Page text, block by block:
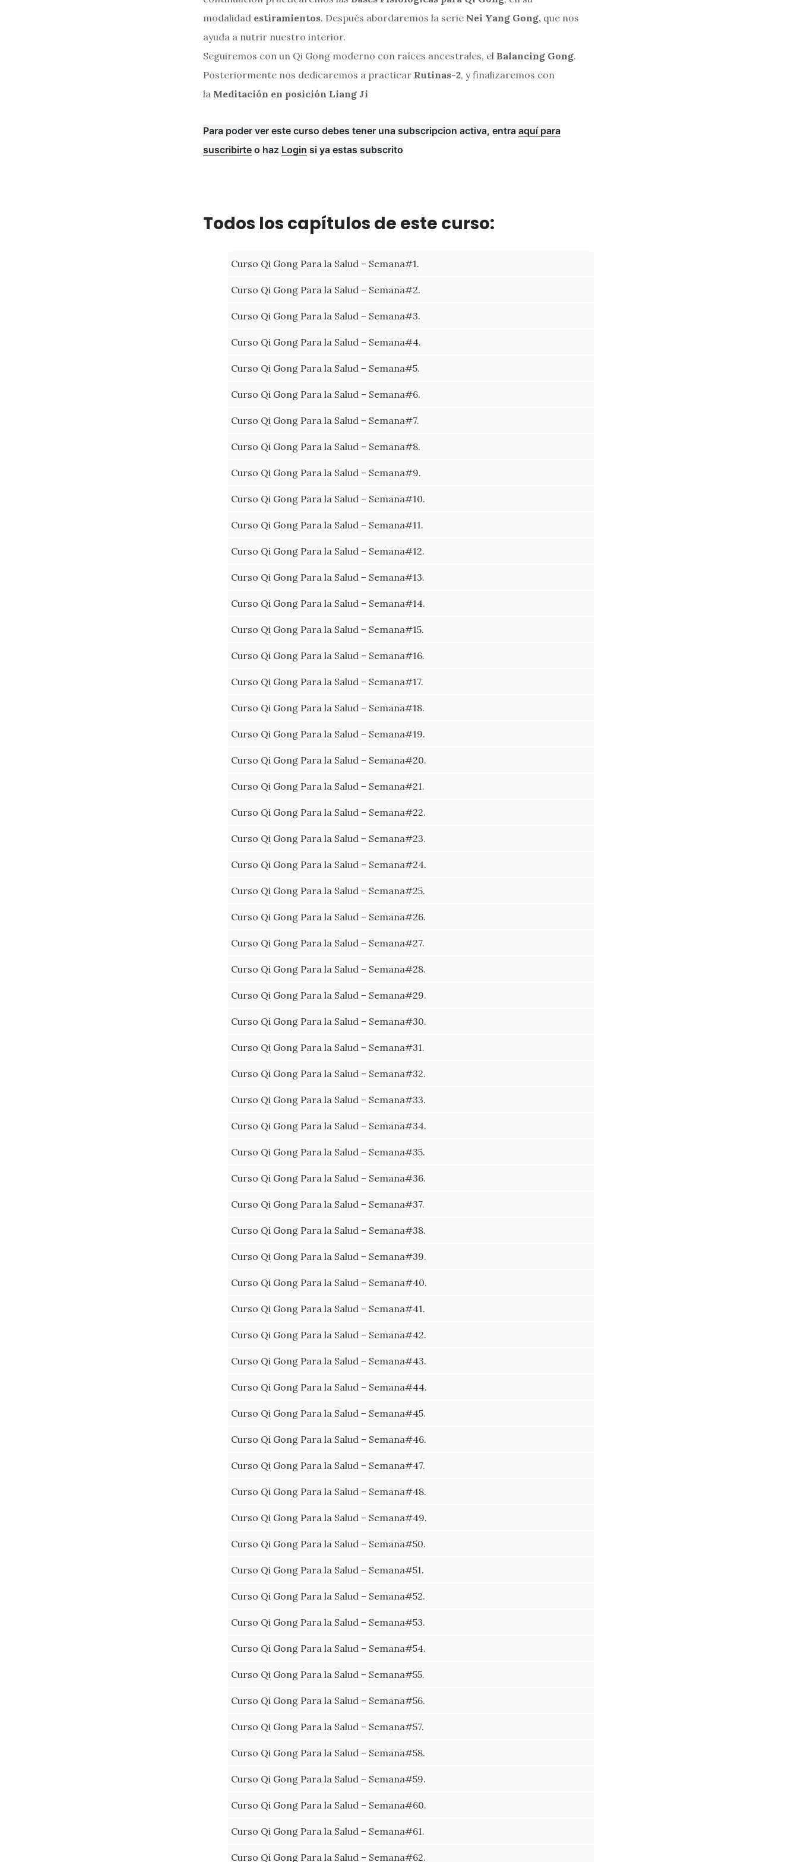
modalidad estiramientos. Después abordaremos la serie Nei Yang Gong, que nos
ayuda a nutrir nuestro interior.
Seguiremos con un Qi Gong moderno con raíces ancestrales, el Balancing Gong.
Posteriormente nos dedicaremos a practicar Rutinas-2, y finalizaremos con
la Meditación en posición Liang Ji
Para poder ver este curso debes tener una subscripcion activa, entra aquí para
suscribirte o haz Login si ya estas subscrito
Todos los capítulos de este curso:
Curso Qi Gong Para la Salud – Semana#1.
Curso Qi Gong Para la Salud – Semana#2.
Curso Qi Gong Para la Salud – Semana#3.
Curso Qi Gong Para la Salud – Semana#4.
Curso Qi Gong Para la Salud – Semana#5.
Curso Qi Gong Para la Salud – Semana#6.
Curso Qi Gong Para la Salud – Semana#7.
Curso Qi Gong Para la Salud – Semana#8.
Curso Qi Gong Para la Salud – Semana#9.
Curso Qi Gong Para la Salud – Semana#10.
Curso Qi Gong Para la Salud – Semana#11.
Curso Qi Gong Para la Salud – Semana#12.
Curso Qi Gong Para la Salud – Semana#13.
Curso Qi Gong Para la Salud – Semana#14.
Curso Qi Gong Para la Salud – Semana#15.
Curso Qi Gong Para la Salud – Semana#16.
Curso Qi Gong Para la Salud – Semana#17.
Curso Qi Gong Para la Salud – Semana#18.
Curso Qi Gong Para la Salud – Semana#19.
Curso Qi Gong Para la Salud – Semana#20.
Curso Qi Gong Para la Salud – Semana#21.
Curso Qi Gong Para la Salud – Semana#22.
Curso Qi Gong Para la Salud – Semana#23.
Curso Qi Gong Para la Salud – Semana#24.
Curso Qi Gong Para la Salud – Semana#25.
Curso Qi Gong Para la Salud – Semana#26.
Curso Qi Gong Para la Salud – Semana#27.
Curso Qi Gong Para la Salud – Semana#28.
Curso Qi Gong Para la Salud – Semana#29.
Curso Qi Gong Para la Salud – Semana#30.
Curso Qi Gong Para la Salud – Semana#31.
Curso Qi Gong Para la Salud – Semana#32.
Curso Qi Gong Para la Salud – Semana#33.
Curso Qi Gong Para la Salud – Semana#34.
Curso Qi Gong Para la Salud – Semana#35.
Curso Qi Gong Para la Salud – Semana#36.
Curso Qi Gong Para la Salud – Semana#37.
Curso Qi Gong Para la Salud – Semana#38.
Curso Qi Gong Para la Salud – Semana#39.
Curso Qi Gong Para la Salud – Semana#40.
Curso Qi Gong Para la Salud – Semana#41.
Curso Qi Gong Para la Salud – Semana#42.
Curso Qi Gong Para la Salud – Semana#43.
Curso Qi Gong Para la Salud – Semana#44.
Curso Qi Gong Para la Salud – Semana#45.
Curso Qi Gong Para la Salud – Semana#46.
Curso Qi Gong Para la Salud – Semana#47.
Curso Qi Gong Para la Salud – Semana#48.
Curso Qi Gong Para la Salud – Semana#49.
Curso Qi Gong Para la Salud – Semana#50.
Curso Qi Gong Para la Salud – Semana#51.
Curso Qi Gong Para la Salud – Semana#52.
Curso Qi Gong Para la Salud – Semana#53.
Curso Qi Gong Para la Salud – Semana#54.
Curso Qi Gong Para la Salud – Semana#55.
Curso Qi Gong Para la Salud – Semana#56.
Curso Qi Gong Para la Salud – Semana#57.
Curso Qi Gong Para la Salud – Semana#58.
Curso Qi Gong Para la Salud – Semana#59.
Curso Qi Gong Para la Salud – Semana#60.
Curso Qi Gong Para la Salud – Semana#61.
Curso Qi Gong Para la Salud – Semana#62.